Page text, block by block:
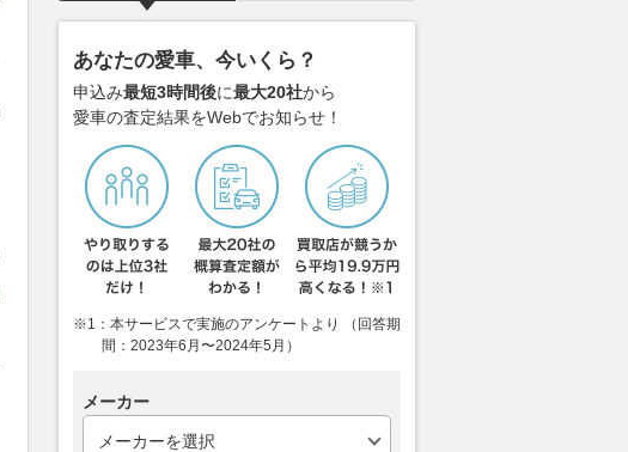
で「焼き菓子の迷宮」!? 多様
な“自販機”が店内ビッシリ!!
24時間いつでも買える「湘南ク
ばす価値アリ
2026.08.08 バイクのニュース
現実に!? 海自も導入した無人
機メーカーが描く未来とは空戦
そのものを変えかねない存在
あなたの愛車、今いくら？
申込み最短3時間後に最大20社から
愛車の査定結果をWebでお知らせ！
※1：本サービスで実施のアンケートより （回答期
間：2023年6月〜2024年5月）
メーカー